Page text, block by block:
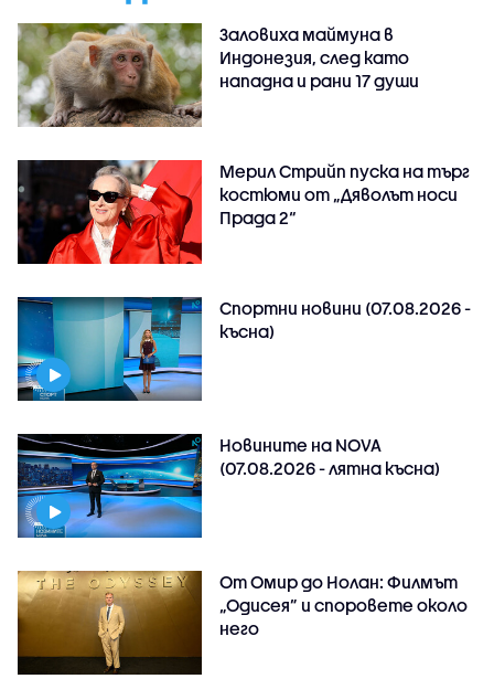
Заловиха маймуна в
Индонезия, след като
нападна и рани 17 души
Мерил Стрийп пуска на търг
костюми от „Дяволът носи
Прада 2“
Спортни новини (07.08.2026 -
късна)
Новините на NOVA
(07.08.2026 - лятна късна)
От Омир до Нолан: Филмът
„Одисея” и споровете около
него